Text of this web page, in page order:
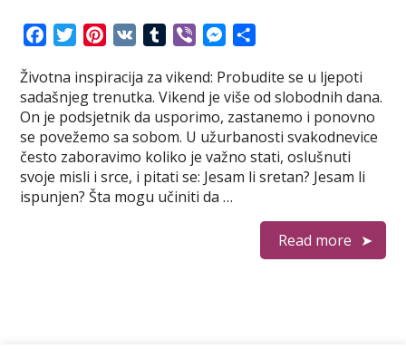
c
e
b
o
o
k
T
i
t
t
e
r
n
t
e
r
e
s
m
b
l
r
b
e
r
M
s
s
e
n
g
a
r
e
Životna inspiracija za vikend: Probudite se u ljepoti
sadašnjeg trenutka. Vikend je više od slobodnih dana.
On je podsjetnik da usporimo, zastanemo i ponovno
se povežemo sa sobom. U užurbanosti svakodnevice
često zaboravimo koliko je važno stati, oslušnuti
svoje misli i srce, i pitati se: Jesam li sretan? Jesam li
ispunjen? Šta mogu učiniti da …
Read more